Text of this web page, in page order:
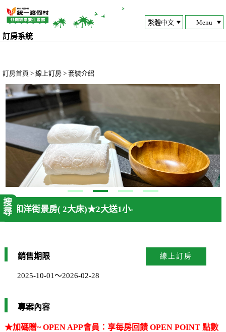
訂房系統
Menu
訂房首頁 > 線上訂房 > 套裝介紹
搜尋 和洋街景房( 2大床)★2大送1小-
線上訂房
銷售期限
2025-10-01～2026-02-28
專案內容
★加碼贈~ OPEN APP會員：享每房回饋 OPEN POINT 點數